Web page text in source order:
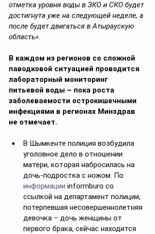
отметка уровня воды в ЗКО и СКО будет
достигнута уже на следующей неделе, а
после будет двигаться в Атыраускую
область».
В каждом из регионов со сложной
паводковой ситуацией проводится
лабораторный мониторинг
питьевой воды – пока роста
заболеваемости острокишечными
инфекциями в регионах Минздрав
не отмечает.
В Шымкенте полиция возбудила
уголовное дело в отношении
матери, которая набросилась на
дочь-подростка с ножом. По
информации informburo со
ссылкой на департамент полиции,
потерпевшая несовершеннолетняя
девочка – дочь женщины от
первого брака, сейчас находится